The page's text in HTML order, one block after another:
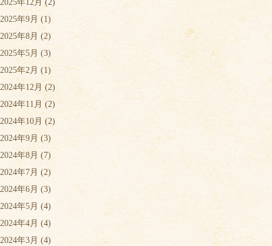
2025年12月 (2)
2025年9月(1)
2025年8月 (2)
2025年5月(3)
2025年2月 (1)
2024年12月 (2)
2024年11月 (2)
2024年10月 (2)
2024年9月(3)
2024年8月 (7)
2024年7月 (2)
2024年6月 (3)
2024年5月 (4)
2024年4月 (4)
2024年3月 (4)